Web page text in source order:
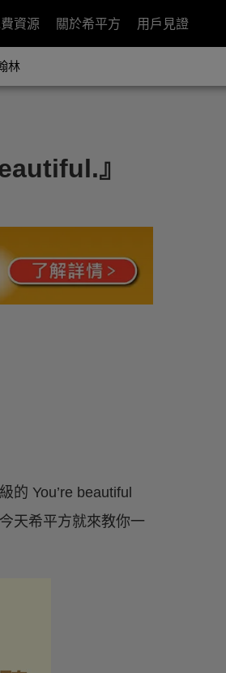
資源 關於希平方 用戶見證
林
』
的 You’re beautiful
天希平方就來教你一